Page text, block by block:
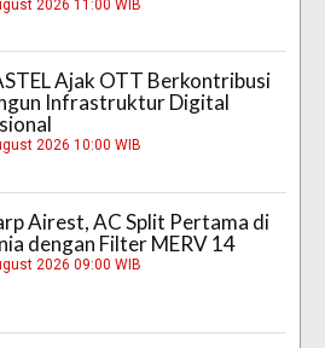
2026 11:00 WIB
Ajak OTT Berkontribusi
Infrastruktur Digital
2026 10:00 WIB
Airest, AC Split Pertama di
dengan Filter MERV 14
2026 09:00 WIB